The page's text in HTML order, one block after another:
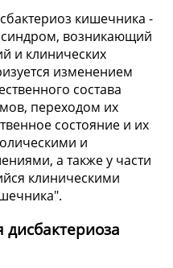
кишечника -
возникающий
и клинических
изменением
состава
переходом их
состояние и их
и
а также у части
клиническими
дисбактериоза